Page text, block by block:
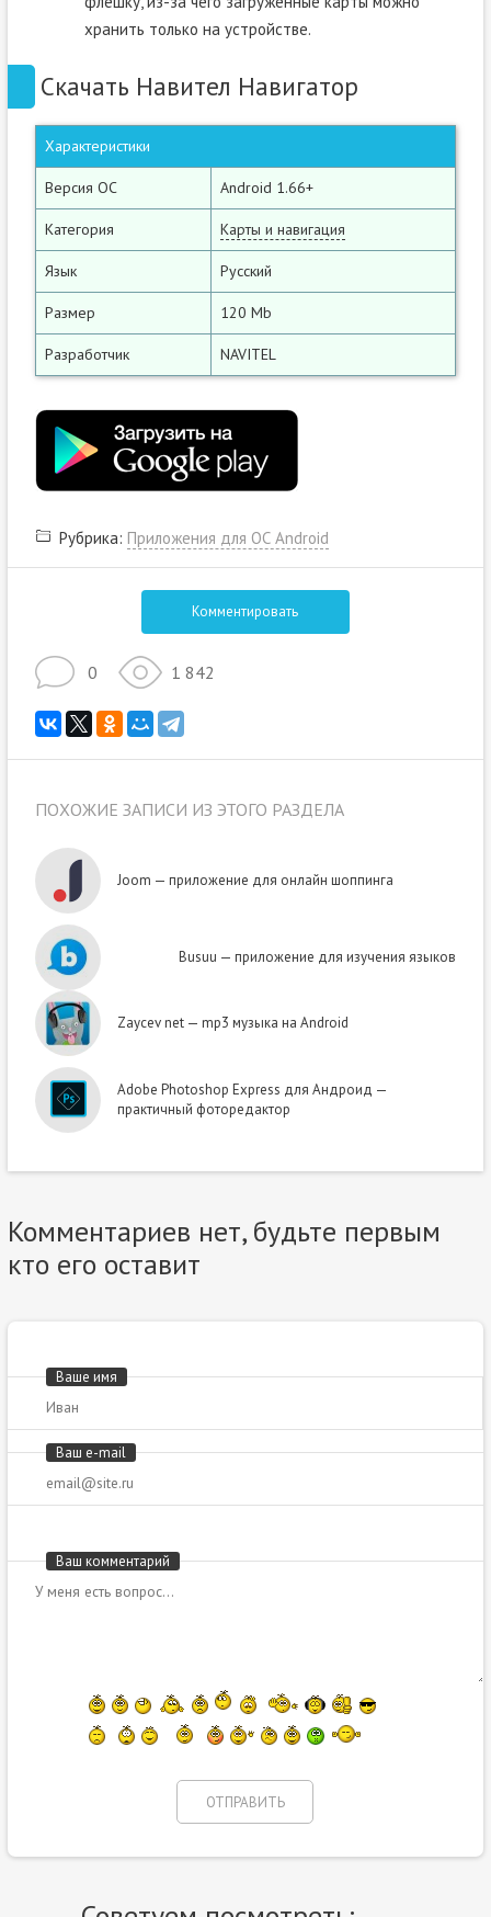
хранить только на устройстве.
Скачать Навител Навигатор
Характеристики
Версия ОС Android 1.66+
Категория Карты и навигация
Язык Русский
Размер 120 Mb
Разработчик NAVITEL
Рубрика: Приложения для ОС Android
Комментировать
0 1 842
ПОХОЖИЕ ЗАПИСИ ИЗ ЭТОГО РАЗДЕЛА
Joom — приложение для онлайн шоппинга
Busuu — приложение для изучения языков
Zaycev net — mp3 музыка на Android
Adobe Photoshop Express для Андроид —
практичный фоторедактор
Комментариев нет, будьте первым
кто его оставит
Ваше имя
Ваш e-mail
Ваш комментарий